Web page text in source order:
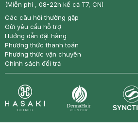
(Miễn phí , 08-22h kể cả T7, CN)
Các câu hỏi thường gặp
Gửi yêu cầu hỗ trợ
Hướng dẫn đặt hàng
Phương thức thanh toán
Phương thức vận chuyển
Chính sách đổi trả